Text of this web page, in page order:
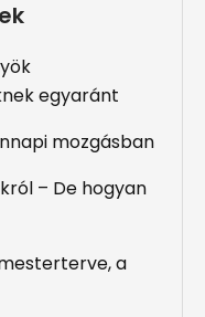
egyaránt
mozgásban
– De hogyan
a